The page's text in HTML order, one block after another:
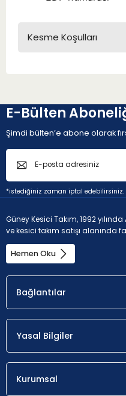
Kesme Koşulları
E-Bülten
Şimdi bülten’e abone olarak
*istediğiniz zaman iptal edebilirsiniz.
Güney Kesici Takım, 1992
ve kesici takım satışı alanında
Hemen Oku
Bağlantılar
Yasal Bilgiler
Kurumsal